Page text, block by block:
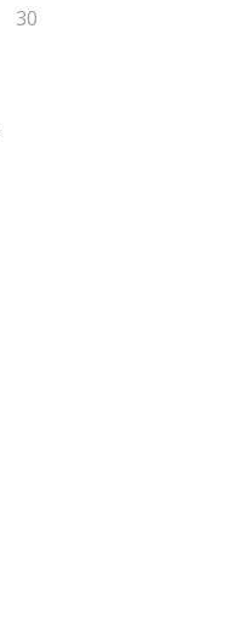
30